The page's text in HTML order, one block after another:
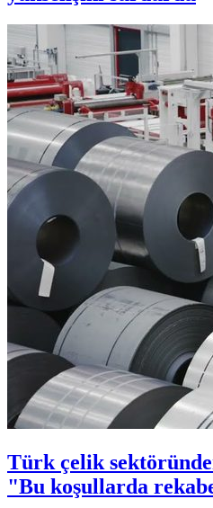
Türk çelik
"Bu koşullarda